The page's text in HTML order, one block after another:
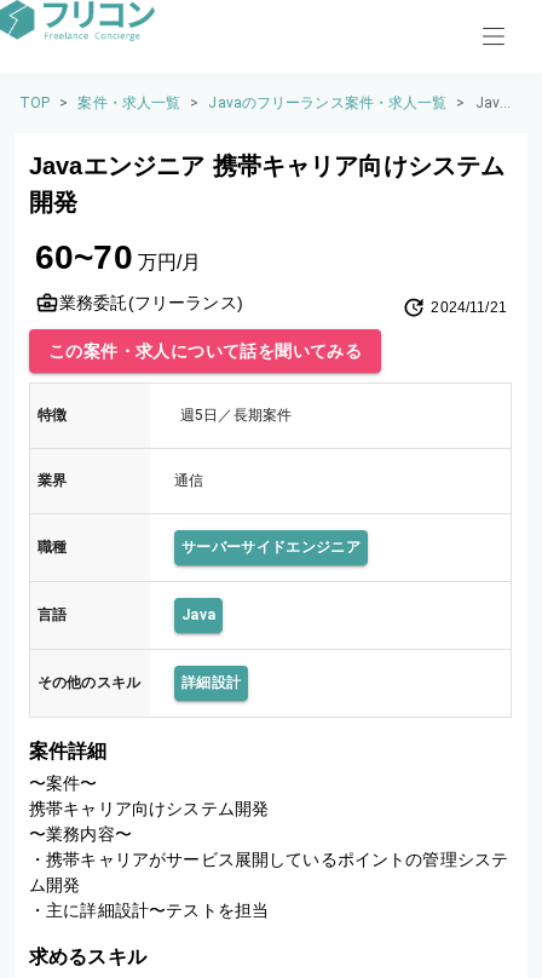
TOP > 案件・求人一覧 > Javaのフリーランス案件・求人一覧 >
Java
ア 携
ム開
Javaエンジニア 携帯キャリア向けシステム
開発
60~70 万円/月
業務委託(フリーランス) 2024/11/21
この案件・求人について話を聞いてみる
特徴 週5日／長期案件
業界 通信
職種 サーバーサイドエンジニア
言語 Java
その他のスキル 詳細設計
案件詳細
〜案件〜
携帯キャリア向けシステム開発
〜業務内容〜
・携帯キャリアがサービス展開しているポイントの管理システ
ム開発
・主に詳細設計〜テストを担当
求めるスキル